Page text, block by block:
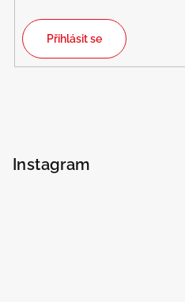
Přihlásit se
Instagram